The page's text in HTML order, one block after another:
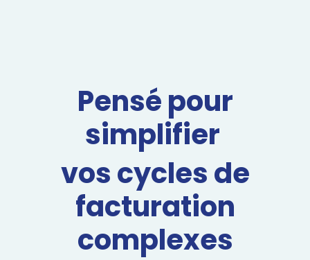
Pensé pour
simplifier
vos cycles de
facturation
complexes